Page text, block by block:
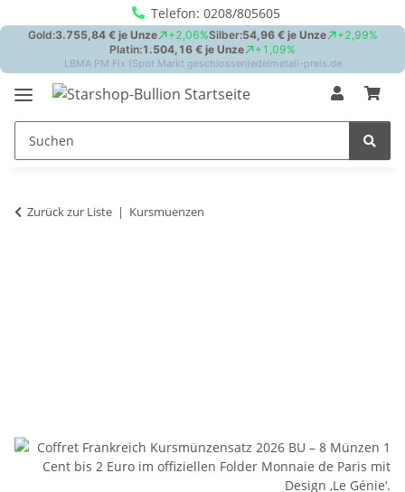
Telefon: 0208/805605
Zurück zur Liste Kursmuenzen